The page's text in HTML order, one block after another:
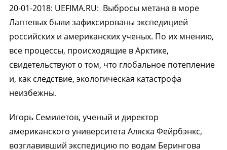
20-01-2018: UEFIMA.RU: Выбросы метана в море
Лаптевых были зафиксированы экспедицией
российских и американских ученых. По их мнению,
все процессы, происходящие в Арктике,
свидетельствуют о том, что глобальное потепление
и, как следствие, экологическая катастрофа
неизбежны.
Игорь Семилетов, ученый и директор
американского университета Аляска Фейрбэнкс,
возглавивший экспедицию по водам Берингова